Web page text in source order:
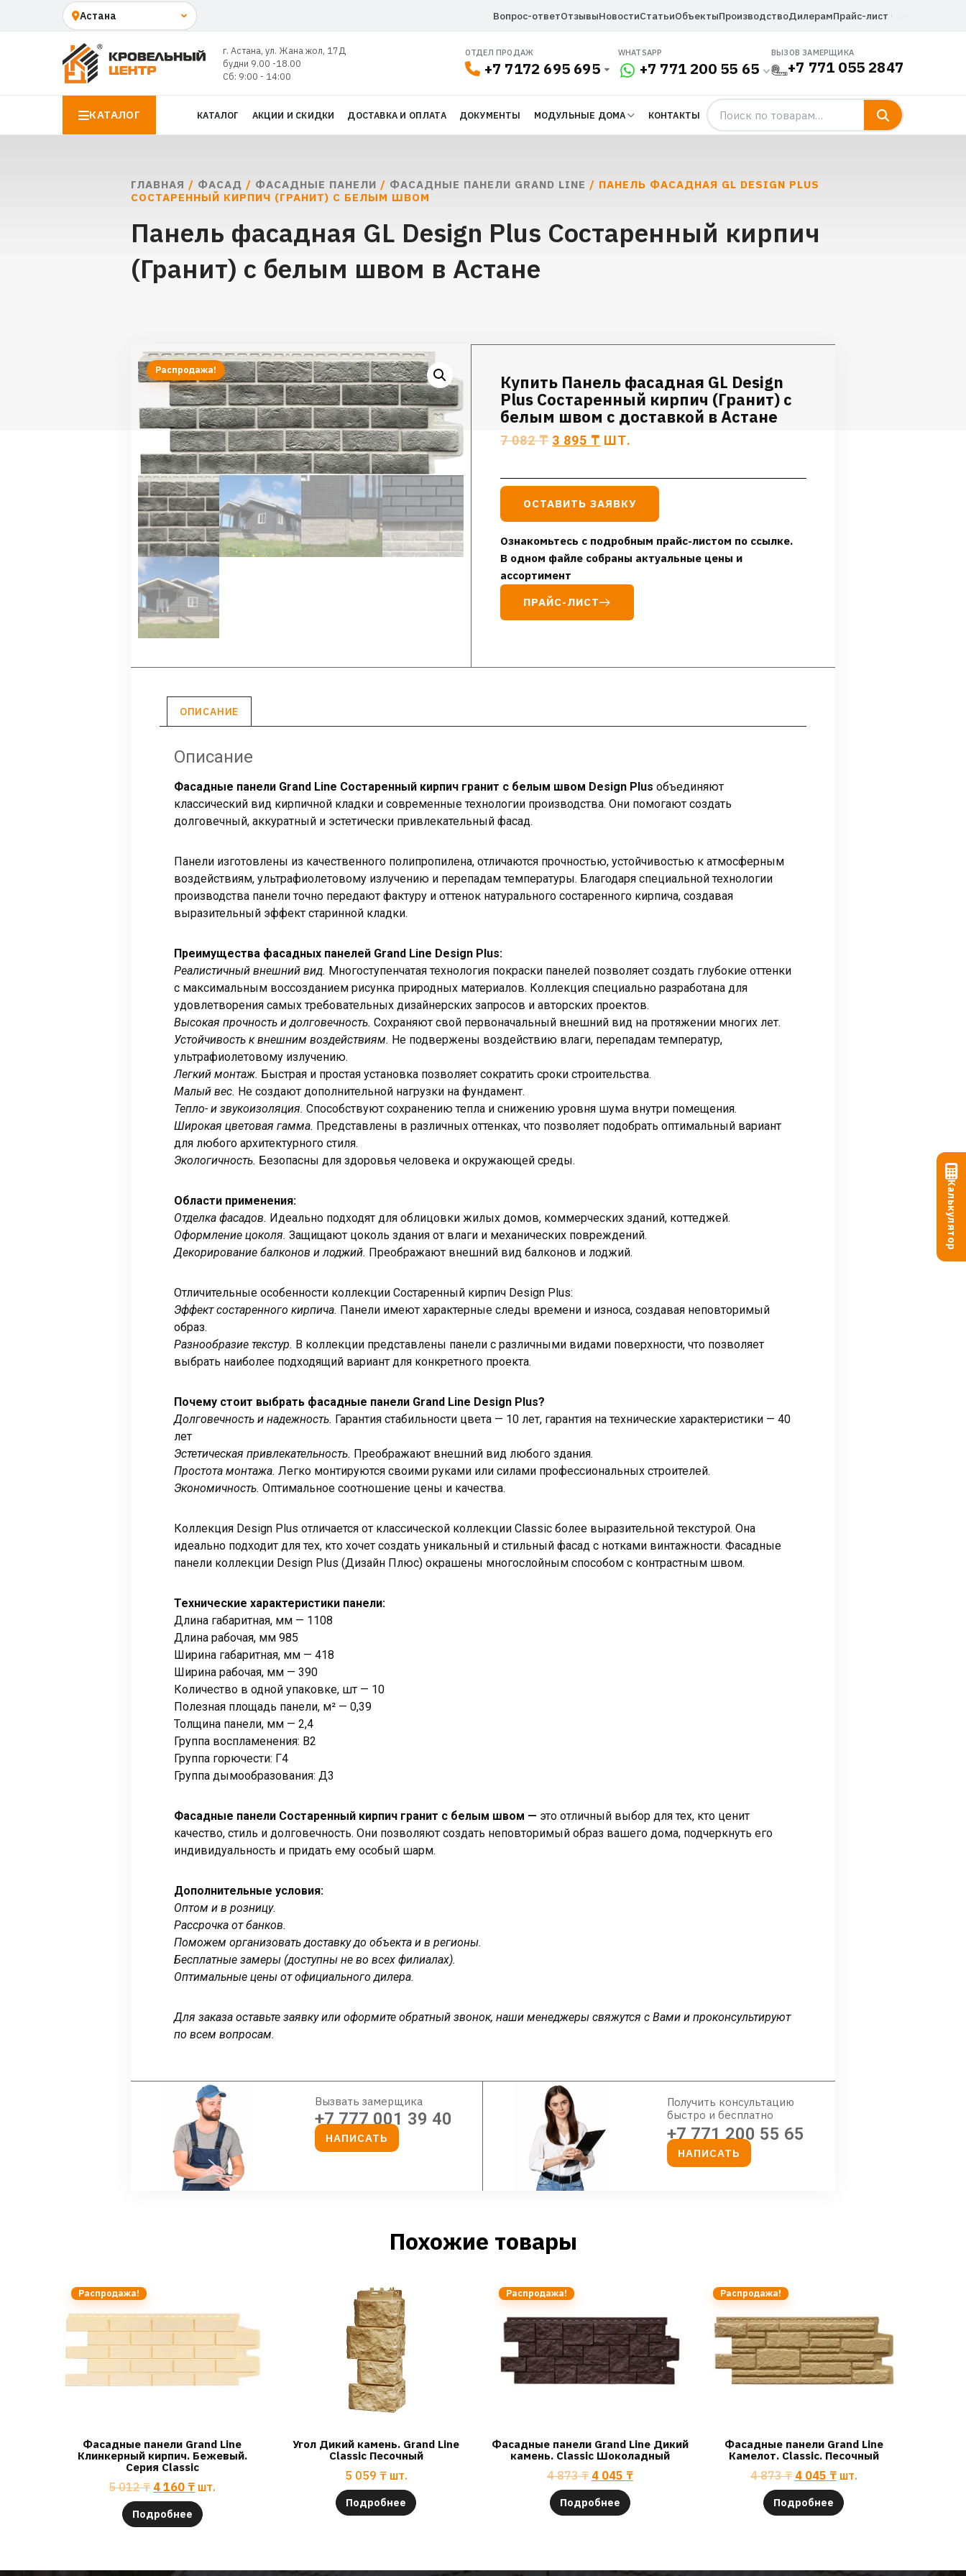
Вопрос-ответОтзывыНовостиСтатьиОбъектыПроизводствоДилерамПрайс-лист
г. Астана, ул. Жана жол, 17Д
будни 9.00 -18.00
Сб: 9:00 - 14:00
ОТДЕЛ ПРОДАЖ
+7 7172 695 695
WHATSAPP
+7 771 200 55 65
ВЫЗОВ ЗАМЕРЩИКА
+7 771 055 2847
КАТАЛОГ КАТАЛОГ АКЦИИ И СКИДКИ ДОСТАВКА И ОПЛАТА ДОКУМЕНТЫ МОДУЛЬНЫЕ ДОМА КОНТАКТЫ
ГЛАВНАЯ / ФАСАД / ФАСАДНЫЕ ПАНЕЛИ / ФАСАДНЫЕ ПАНЕЛИ GRAND LINE / ПАНЕЛЬ ФАСАДНАЯ GL DESIGN PLUS
СОСТАРЕННЫЙ КИРПИЧ (ГРАНИТ) С БЕЛЫМ ШВОМ
Панель фасадная GL Design Plus Состаренный кирпич
(Гранит) с белым швом в Астане
Распродажа!
Купить Панель фасадная GL Design
Plus Состаренный кирпич (Гранит) с
белым швом с доставкой в Астане
7 082₸ 3 895 ₸ ШТ.
ОСТАВИТЬ ЗАЯВКУ
Ознакомьтесь с подробным прайс-листом по ссылке.
В одном файле собраны актуальные цены и
ассортимент
ПРАЙС-ЛИСТ
ОПИСАНИЕ
Описание
Фасадные панели Grand Line Состаренный кирпич гранит с белым швом Design Plus объединяют
классический вид кирпичной кладки и современные технологии производства. Они помогают создать
долговечный, аккуратный и эстетически привлекательный фасад.
Панели изготовлены из качественного полипропилена, отличаются прочностью, устойчивостью к атмосферным
воздействиям, ультрафиолетовому излучению и перепадам температуры. Благодаря специальной технологии
производства панели точно передают фактуру и оттенок натурального состаренного кирпича, создавая
выразительный эффект старинной кладки.
Преимущества фасадных панелей Grand Line Design Plus:
Реалистичный внешний вид. Многоступенчатая технология покраски панелей позволяет создать глубокие оттенки
с максимальным воссозданием рисунка природных материалов. Коллекция специально разработана для
удовлетворения самых требовательных дизайнерских запросов и авторских проектов.
Высокая прочность и долговечность. Сохраняют свой первоначальный внешний вид на протяжении многих лет.
Устойчивость к внешним воздействиям. Не подвержены воздействию влаги, перепадам температур,
ультрафиолетовому излучению.
Легкий монтаж. Быстрая и простая установка позволяет сократить сроки строительства.
Малый вес. Не создают дополнительной нагрузки на фундамент.
Тепло- и звукоизоляция. Способствуют сохранению тепла и снижению уровня шума внутри помещения.
Широкая цветовая гамма. Представлены в различных оттенках, что позволяет подобрать оптимальный вариант
для любого архитектурного стиля.
Экологичность. Безопасны для здоровья человека и окружающей среды.
Области применения:
Отделка фасадов. Идеально подходят для облицовки жилых домов, коммерческих зданий, коттеджей.
Оформление цоколя. Защищают цоколь здания от влаги и механических повреждений.
Декорирование балконов и лоджий. Преображают внешний вид балконов и лоджий.
Отличительные особенности коллекции Состаренный кирпич Design Plus:
Эффект состаренного кирпича. Панели имеют характерные следы времени и износа, создавая неповторимый
образ.
Разнообразие текстур. В коллекции представлены панели с различными видами поверхности, что позволяет
выбрать наиболее подходящий вариант для конкретного проекта.
Почему стоит выбрать фасадные панели Grand Line Design Plus?
Долговечность и надежность. Гарантия стабильности цвета — 10 лет, гарантия на технические характеристики — 40
лет
Эстетическая привлекательность. Преображают внешний вид любого здания.
Простота монтажа. Легко монтируются своими руками или силами профессиональных строителей.
Экономичность. Оптимальное соотношение цены и качества.
Коллекция Design Plus отличается от классической коллекции Classic более выразительной текстурой. Она
идеально подходит для тех, кто хочет создать уникальный и стильный фасад с нотками винтажности. Фасадные
панели коллекции Design Plus (Дизайн Плюс) окрашены многослойным способом с контрастным швом.
Технические характеристики панели:
Длина габаритная, мм — 1108
Длина рабочая, мм 985
Ширина габаритная, мм — 418
Ширина рабочая, мм — 390
Количество в одной упаковке, шт — 10
Полезная площадь панели, м² — 0,39
Толщина панели, мм — 2,4
Группа воспламенения: В2
Группа горючести: Г4
Группа дымообразования: Д3
Фасадные панели Состаренный кирпич гранит с белым швом — это отличный выбор для тех, кто ценит
качество, стиль и долговечность. Они позволяют создать неповторимый образ вашего дома, подчеркнуть его
индивидуальность и придать ему особый шарм.
Дополнительные условия:
Оптом и в розницу.
Рассрочка от банков.
Поможем организовать доставку до объекта и в регионы.
Бесплатные замеры (доступны не во всех филиалах).
Оптимальные цены от официального дилера.
Для заказа оставьте заявку или оформите обратный звонок, наши менеджеры свяжутся с Вами и проконсультируют
по всем вопросам.
Вызвать замерщика
+7 777 001 39 40
НАПИСАТЬ
Получить консультацию
быстро и бесплатно
+7 771 200 55 65
НАПИСАТЬ
Похожие товары
Распродажа!
Фасадные панели Grand Line
Клинкерный кирпич. Бежевый.
Серия Classic
5 012₸ 4 160 ₸ шт.
Подробнее
Угол Дикий камень. Grand Line
Classic Песочный
5 059 ₸ шт.
Подробнее
Распродажа!
Фасадные панели Grand Line Дикий
камень. Classic Шоколадный
4 873₸ 4 045 ₸
Подробнее
Распродажа!
Фасадные панели Grand Line
Камелот. Classic. Песочный
4 873₸ 4 045 ₸ шт.
Подробнее
Калькулятор